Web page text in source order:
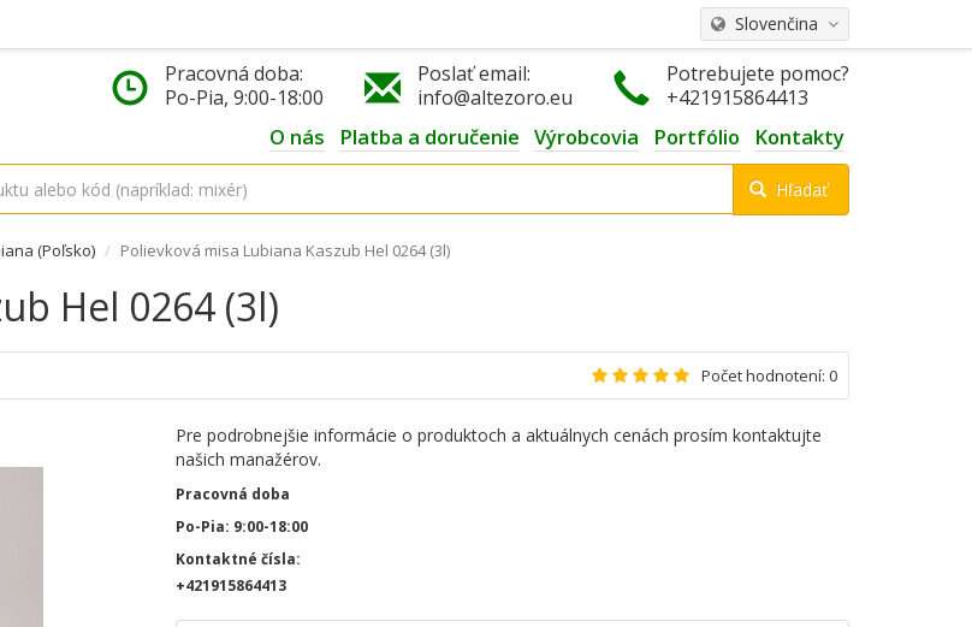
Slovenčina
Pracovná doba:
Po-Pia, 9:00-18:00
Poslať email:
info@altezoro.eu
Potrebujete pomoc?
+421915864413
O nás Platba a doručenie Výrobcovia Portfólio Kontakty
Hľadať
(Poľsko) Polievková misa Lubiana Kaszub Hel 0264 (3l)
Hel 0264 (3l)
Počet hodnotení: 0
Pre podrobnejšie informácie o produktoch a aktuálnych cenách prosím kontaktujte
našich manažérov.
Pracovná doba
Po-Pia: 9:00-18:00
Kontaktné čísla:
+421915864413